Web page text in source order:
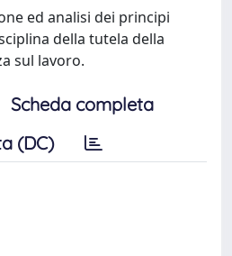
ed analisi dei principi
della tutela della
sul lavoro.
Scheda completa
(DC)